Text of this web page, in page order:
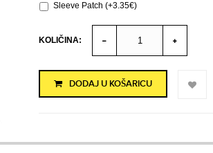
Sleeve Patch (+3.35€)
KOLIČINA:
DODAJ U KOŠARICU